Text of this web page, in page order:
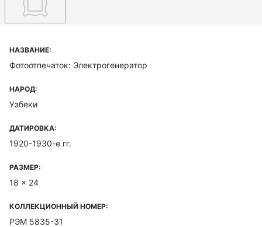
НАЗВАНИЕ:
Фотоотпечаток: Электрогенератор
НАРОД:
Узбеки
ДАТИРОВКА:
1920-1930-е гг.
РАЗМЕР:
18 x 24
КОЛЛЕКЦИОННЫЙ НОМЕР:
РЭМ 5835-31